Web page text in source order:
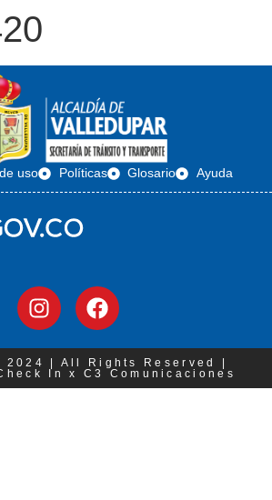
uso Políticas Glosario Ayuda
| All Rights Reserved |
In x C3 Comunicaciones